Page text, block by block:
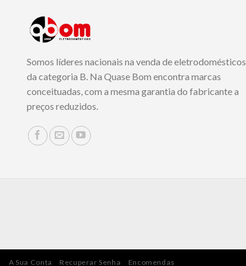
Somos líderes nacionais na venda de eletrodomésticos
da categoria B. Na Quase Bom encontra marcas
conceituadas, com a mesma garantia do fabricante a
preços reduzidos.
A Sua Conta Recuperar Senha Encomendas